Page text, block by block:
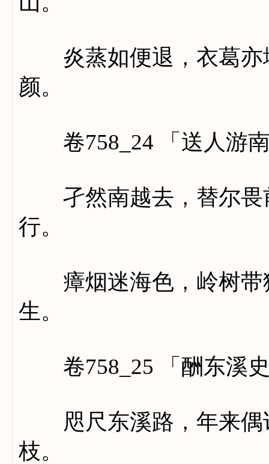
炎蒸如便退，衣葛亦
颜。
卷758_24 「送人游
孑然南越去，替尔畏
行。
瘴烟迷海色，岭树带
生。
卷758_25 「酬东溪史
咫尺东溪路，年来偶
枝。